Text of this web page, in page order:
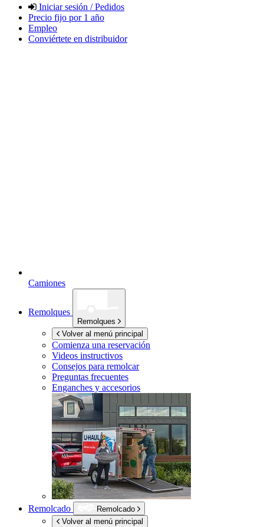
Iniciar sesión / Pedidos
Precio fijo por 1 año
Empleo
Conviértete en distribuidor
Camiones
Remolques
Remolques
Volver al menú principal
Comienza una reservación
Videos instructivos
Consejos para remolcar
Preguntas frecuentes
Enganches y accesorios
Remolcado
Remolcado
Volver al menú principal